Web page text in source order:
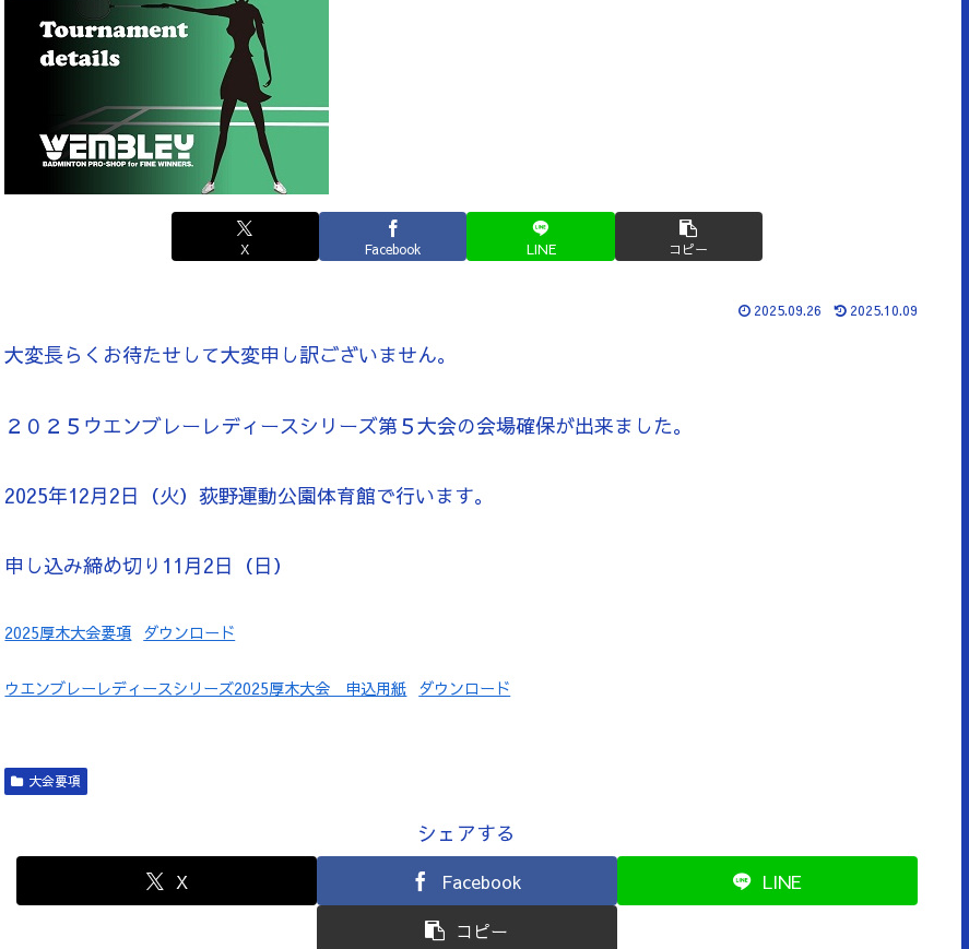
X Facebook LINE コピー
2025.09.26 2025.10.09
大変長らくお待たせして大変申し訳ございません。
２０２５ウエンブレーレディースシリーズ第５大会の会場確保が出来ました。
2025年12月2日（火）荻野運動公園体育館で行います。
申し込み締め切り11月2日（日）
2025厚木大会要項 ダウンロード
ウエンブレーレディースシリーズ2025厚木大会 申込用紙 ダウンロード
大会要項
シェアする
X Facebook LINE
コピー